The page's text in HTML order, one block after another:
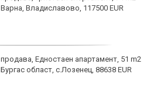
Варна, Владиславово, 117500 EUR
продава, Едностаен апартамент, 51 m2
Бургас област, с.Лозенец, 88638 EUR